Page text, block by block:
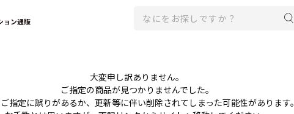
ョン通販
大変申し訳ありません。
ご指定の商品が見つかりませんでした。
指定に誤りがあるか、更新等に伴い削除されてしまった可能性があります。